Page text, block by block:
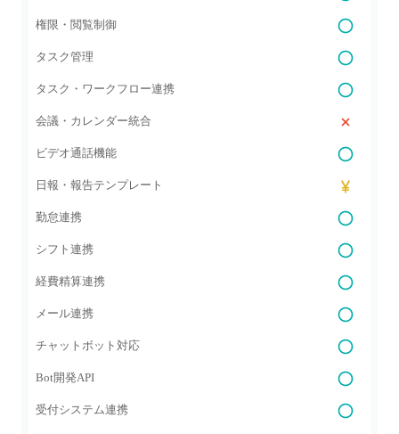
権限・閲覧制御
タスク管理
タスク・ワークフロー連携
会議・カレンダー統合
ビデオ通話機能
日報・報告テンプレート
勤怠連携
シフト連携
経費精算連携
メール連携
チャットボット対応
Bot開発API
受付システム連携